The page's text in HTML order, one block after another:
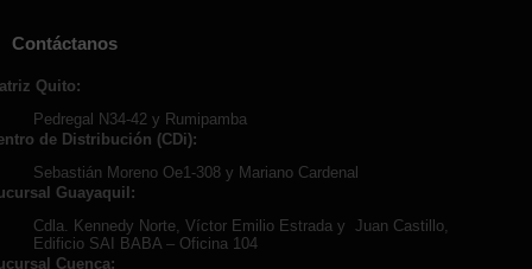
Contáctanos
Quito:
Pedregal N34-42 y Rumipamba
de Distribución (CDi):
Sebastián Moreno Oe1-308 y Mariano Cardenal
Guayaquil:
Cdla. Kennedy Norte, Víctor Emilio Estrada y Juan Castillo,
Edificio SAI BABA – Oficina 104
Cuenca: